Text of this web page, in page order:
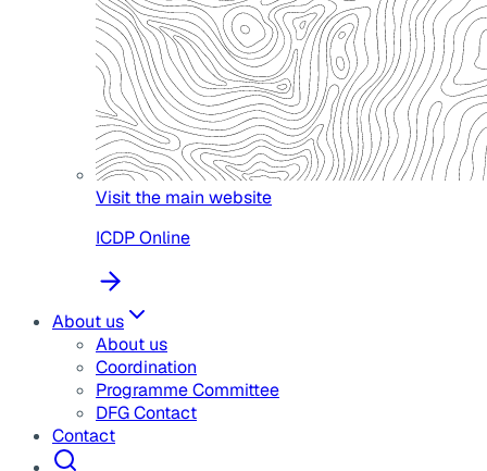
Visit the main website
ICDP Online
About us
About us
Coordination
Programme Committee
DFG Contact
Contact